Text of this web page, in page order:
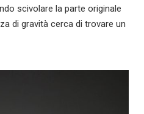
scivolare la parte originale
di gravità cerca di trovare un